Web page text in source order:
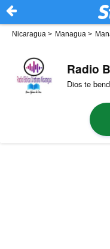
Nicaragua > Managua >
Radio
Dios te